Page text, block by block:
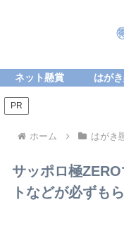
ネット懸賞 はが
PR
ホーム はがき
サッポロ極
トなどが必ずも